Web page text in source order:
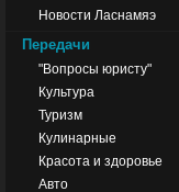
Новости Ласнамяэ
Передачи
"Вопросы юристу"
Культура
Туризм
Кулинарные
Красота и здоровье
Авто